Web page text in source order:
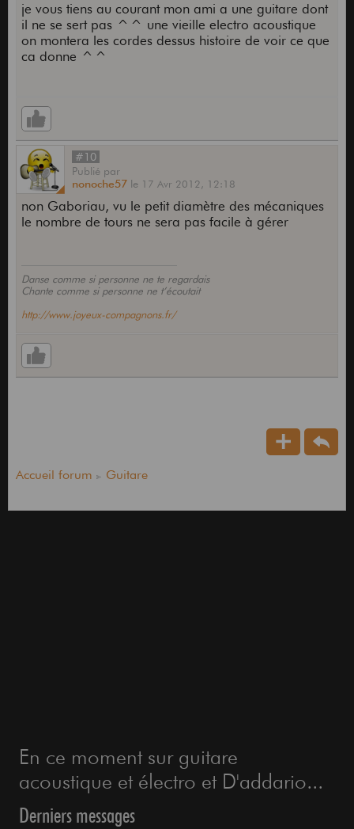
je vous tiens au courant mon ami a une guitare dont
il ne se sert pas ^^ une vieille electro acoustique
on montera les cordes dessus histoire de voir ce que
ca donne ^^
#10
Publié par
nonoche57 le 17 Avr 2012, 12:18
non Gaboriau, vu le petit diamètre des mécaniques
le nombre de tours ne sera pas facile à gérer
Danse comme si personne ne te regardais
Chante comme si personne ne t’écoutait
http://www.joyeux-compagnons.fr/
Accueil forum Guitare
En ce moment sur guitare
acoustique et électro et D'addario...
Derniers messages